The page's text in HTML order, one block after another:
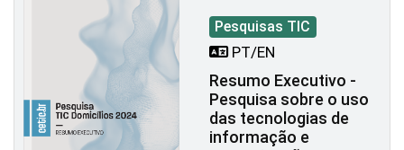
Pesquisas TIC
PT/EN
Resumo Executivo -
Pesquisa sobre o uso
das tecnologias de
informação e